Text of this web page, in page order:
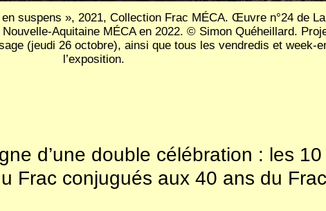
suspens », 2021, Collection Frac MÉCA. Œuvre n°24 de La
Aquitaine MÉCA en 2022. © Simon Quéheillard.
(jeudi 26 octobre), ainsi que tous les vendredis et week-
l’exposition.
d’une double célébration : les
Frac conjugués aux 40 ans du